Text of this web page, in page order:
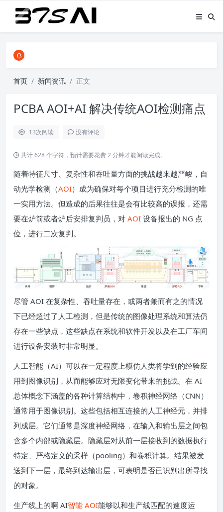
智能AOI,通过AI算法，实现智能编程，大大提高AOI工位效率
首页
新闻资讯 正文
PCBA AOI+AI 解决传统AOI检测痛点
13次阅读 没有评论
共计 628 个字符，预计需要花费 2 分钟才能阅读完成。
随着特征尺寸、复杂性和吞吐量方面的挑战越来越严峻，自
动光学检测（AOI）成为确保对每个项目进行充分检测的唯
一实用方法。但造成的后果往往是会有比较高的误报，还需
要在炉前或者炉后安排复判员，对 AOI 设备报出的 NG 点
位，进行二次复判。
尽管 AOI 在复杂性、吞吐量存在，或两者兼而有之的情况
下已经超过了人工检测，但是传统的图像处理系统和算法仍
存在一些缺点，这些缺点在系统和软件开发以及在工厂车间
进行设备安装时非常明显。
人工智能（AI）可以在一定程度上模仿人类将学到的经验应
用到图像识别，从而能够应对无限变化带来的挑战。在 AI
总体概念下涵盖的各种计算结构中，卷积神经网络（CNN）
通常用于图像识别。这些包括相互连接的人工神经元，并排
列成层。它们通常是深度神经网络，在输入和输出层之间包
含多个内部或隐藏层。隐藏层对从前一层接收到的数据执行
特定、严格定义的采样（pooling）和卷积计算。结果被发
送到下一层，最终到达输出层，可表明是否已识别出所寻找
的对象。
生产线上的啊 AI智能 AOI能够以和生产线匹配的速度运